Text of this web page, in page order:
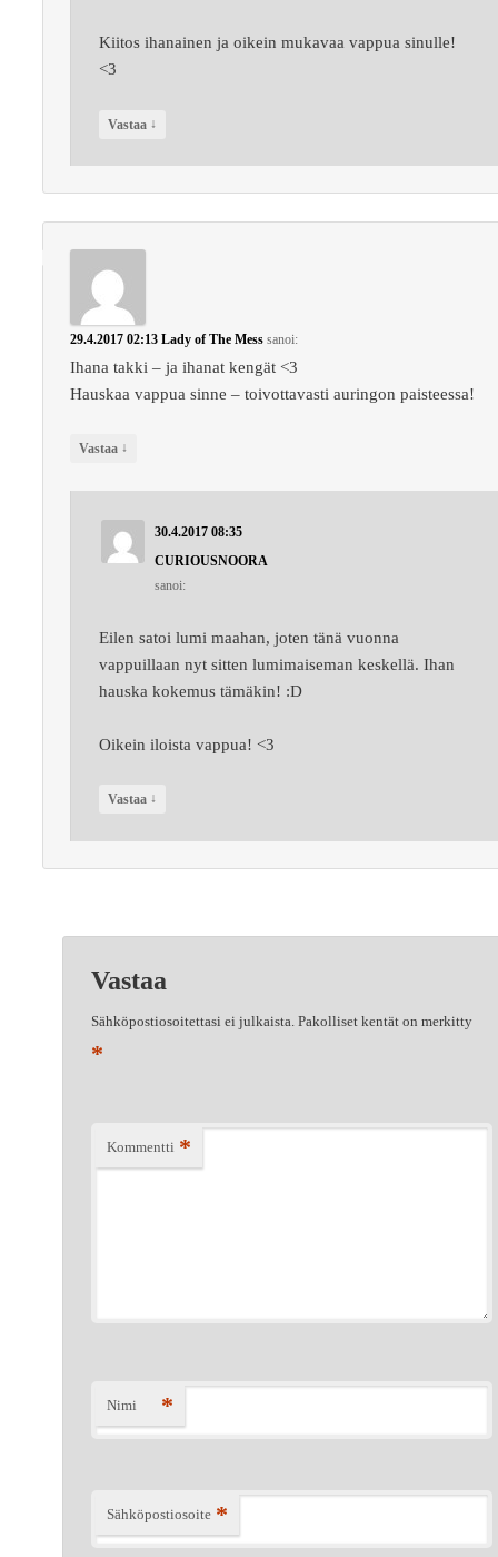
Kiitos ihanainen ja oikein mukavaa vappua sinulle!
<3
Vastaa ↓
29.4.2017 02:13 Lady of The Mess sanoi:
Ihana takki – ja ihanat kengät <3
Hauskaa vappua sinne – toivottavasti auringon paisteessa!
Vastaa ↓
30.4.2017 08:35
CURIOUSNOORA
sanoi:
Eilen satoi lumi maahan, joten tänä vuonna
vappuillaan nyt sitten lumimaiseman keskellä. Ihan
hauska kokemus tämäkin! :D
Oikein iloista vappua! <3
Vastaa ↓
Vastaa
Sähköpostiosoitettasi ei julkaista. Pakolliset kentät on merkitty
*
Kommentti *
Nimi *
Sähköpostiosoite *